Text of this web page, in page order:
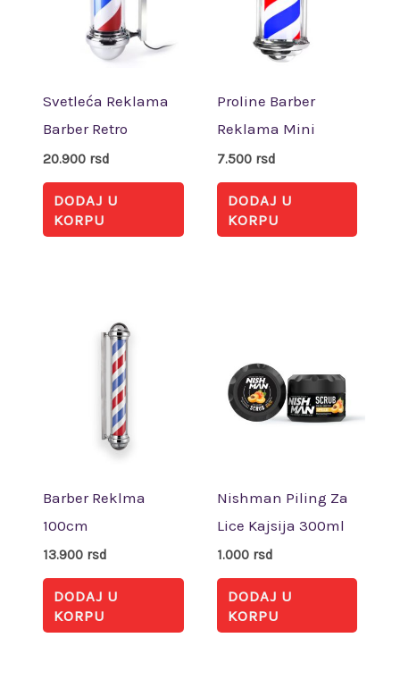
Svetleća Reklama
Barber Retro
20.900 rsd
DODAJ U
KORPU
Proline Barber
Reklama Mini
7.500 rsd
DODAJ U
KORPU
Barber Reklma
100cm
13.900 rsd
DODAJ U
KORPU
Nishman Piling Za
Lice Kajsija 300ml
1.000 rsd
DODAJ U
KORPU